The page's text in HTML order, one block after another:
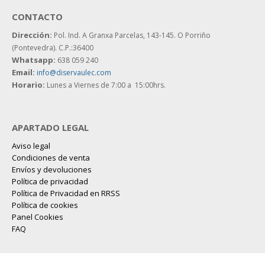
CONTACTO
Dirección: Pol. Ind. A Granxa Parcelas, 143-145. O Porriño
(Pontevedra). C.P.:36400
Whatsapp: 638 059 240
Email: info@diservaulec.com
Horario: Lunes a Viernes de 7:00 a 15:00hrs.
APARTADO LEGAL
Aviso legal
Condiciones de venta
Envíos y devoluciones
Política de privacidad
Política de Privacidad en RRSS
Política de cookies
Panel Cookies
FAQ